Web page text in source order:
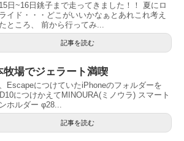
日~16日銚子まで走ってきました！！ 夏にロ
イド・・・どこがいいかなぁとあれこれ考え
ところ、 前から行ってみ...
記事を読む
牧場でジェラート満喫
EscapeにつけていたiPhoneのフォルダーを
につけかえてMINOURA(ミノウラ) スマート
ホルダー φ28...
記事を読む